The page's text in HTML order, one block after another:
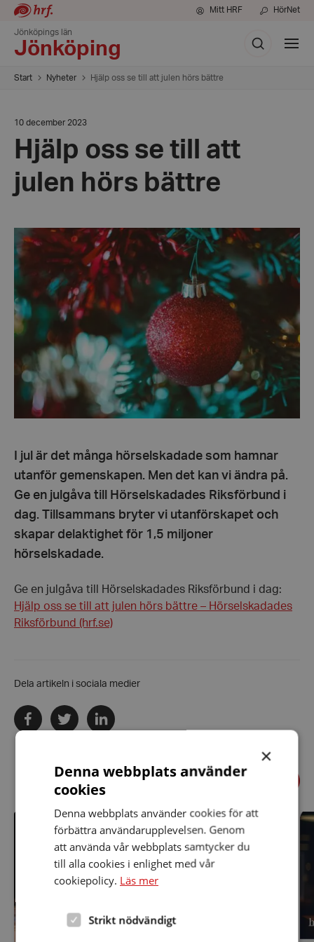
Mitt HRF HörNet
Jönköpings län
Jönköping
Sök
Visa
meny
Start Nyheter Hjälp oss se till att julen hörs bättre
Datum:
december
10 december 2023
Hjälp oss se till att
julen hörs bättre
I jul är det många hörselskadade som hamnar
utanför gemenskapen. Men det kan vi ändra på.
Ge en julgåva till Hörselskadades Riksförbund i
dag. Tillsammans bryter vi utanförskapet och
skapar delaktighet för 1,5 miljoner
hörselskadade.
Ge en julgåva till Hörselskadades Riksförbund i dag:
Hjälp oss se till att julen hörs bättre – Hörselskadades
Riksförbund (hrf.se)
Dela artikeln i sociala medier
Dela
via
facebook
Dela
via
twitter
Dela
via
linkedin
Relaterade nyheterFöregående
Utflykt
×
Denna webbplats använder
cookies
Denna webbplats använder cookies för att
förbättra användarupplevelsen. Genom
att använda vår webbplats samtycker du
till alla cookies i enlighet med vår
cookiepolicy. Läs mer
Strikt nödvändigt